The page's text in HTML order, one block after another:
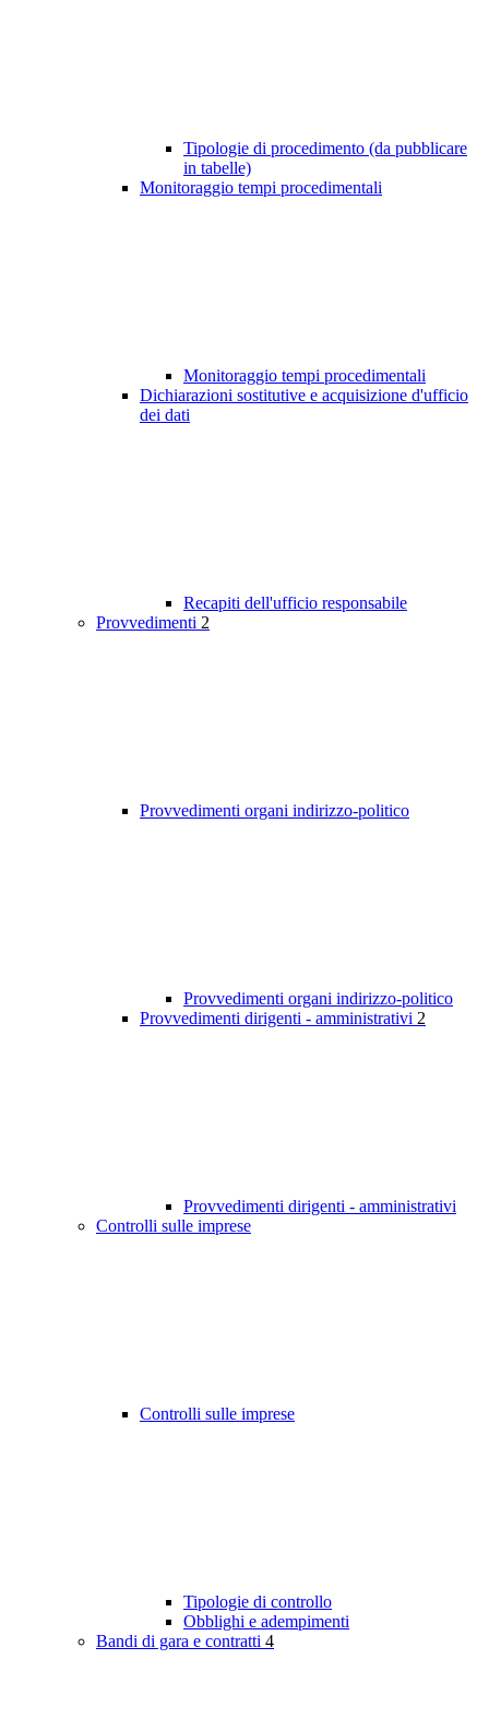
Tipologie di procedimento (da pubblicare
in tabelle)
Monitoraggio tempi procedimentali
Monitoraggio tempi procedimentali
Dichiarazioni sostitutive e acquisizione d'ufficio
dei dati
Recapiti dell'ufficio responsabile
Provvedimenti 2
Provvedimenti organi indirizzo-politico
Provvedimenti organi indirizzo-politico
Provvedimenti dirigenti - amministrativi 2
Provvedimenti dirigenti - amministrativi
Controlli sulle imprese
Controlli sulle imprese
Tipologie di controllo
Obblighi e adempimenti
Bandi di gara e contratti 4